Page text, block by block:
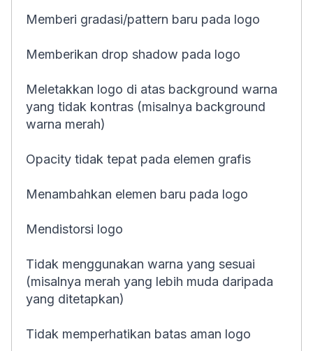
Memberi gradasi/pattern baru pada logo
Memberikan drop shadow pada logo
Meletakkan logo di atas background warna
yang tidak kontras (misalnya background
warna merah)
Opacity tidak tepat pada elemen grafis
Menambahkan elemen baru pada logo
Mendistorsi logo
Tidak menggunakan warna yang sesuai
(misalnya merah yang lebih muda daripada
yang ditetapkan)
Tidak memperhatikan batas aman logo